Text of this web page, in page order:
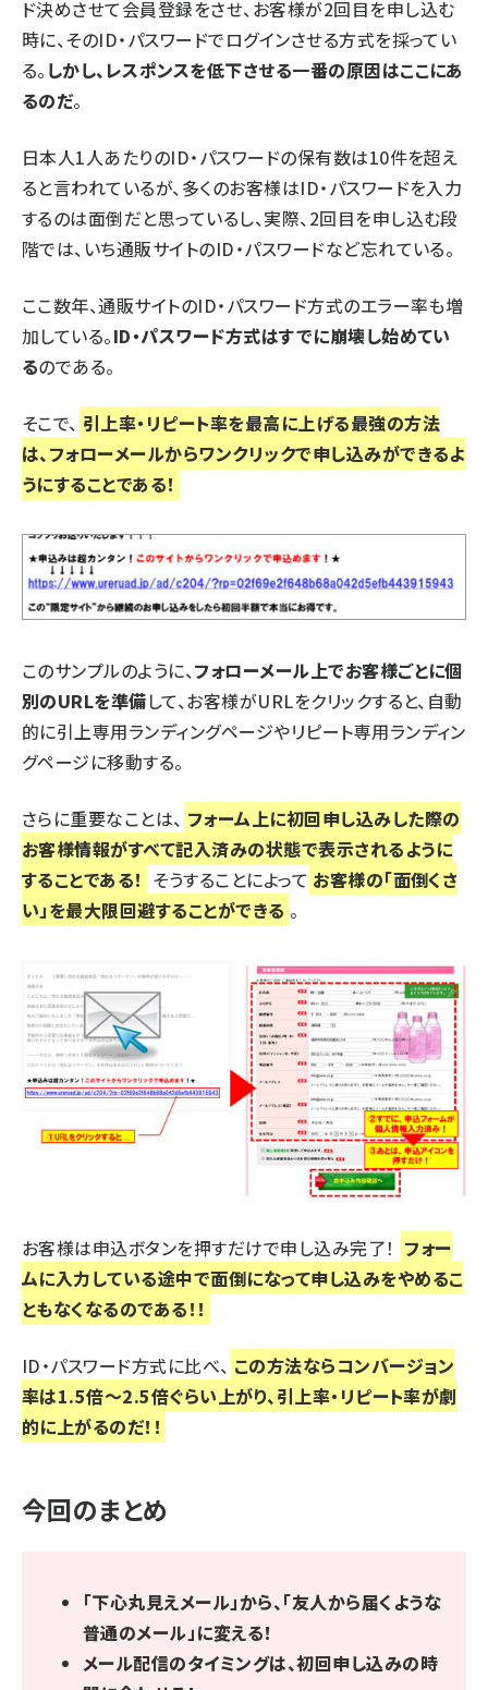
ド決めさせて会員登録をさせ、お客様が2回目を申し込む
時に、そのID・パスワードでログインさせる方式を採ってい
る。 しかし、レスポンスを低下させる一番の原因はここにあ
るのだ。
日本人1人あたりのID・パスワードの保有数は10件を超え
ると言われているが、多くのお客様はID・パスワードを入力
するのは面倒だと思っているし、実際、2回目を申し込む段
階では、いち通販サイトのID・パスワードなど忘れている。
ここ数年、通販サイトのID・パスワード方式のエラー率も増
加している。ID・パスワード方式はすでに崩壊し始めてい
るのである。
そこで、 引上率・リピート率を最高に上げる最強の方法
は、フォローメールからワンクリックで申し込みができるよ
うにすることである！
このサンプルのように、フォローメール上でお客様ごとに個
別のURLを準備して、お客様がURLをクリックすると、自動
的に引上専用ランディングページやリピート専用ランディン
グページに移動する。
さらに重要なことは、 フォーム上に初回申し込みした際の
お客様情報がすべて記入済みの状態で表示されるように
することである！ そうすることによって お客様の「面倒くさ
い」を最大限回避することができる 。
お客様は申込ボタンを押すだけで申し込み完了！ フォー
ムに入力している途中で面倒になって申し込みをやめるこ
ともなくなるのである！！
ID・パスワード方式に比べ、 この方法ならコンバージョン
率は1.5倍～2.5倍ぐらい上がり、引上率・リピート率が劇
的に上がるのだ！！
今回のまとめ
「下心丸見えメール」から、「友人から届くような
普通のメール」に変える！
メール配信のタイミングは、初回申し込みの時